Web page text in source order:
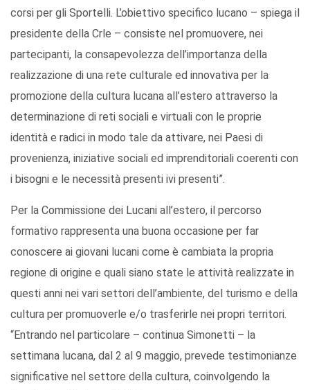
corsi per gli Sportelli. L’obiettivo specifico lucano – spiega il
presidente della Crle – consiste nel promuovere, nei
partecipanti, la consapevolezza dell’importanza della
realizzazione di una rete culturale ed innovativa per la
promozione della cultura lucana all’estero attraverso la
determinazione di reti sociali e virtuali con le proprie
identità e radici in modo tale da attivare, nei Paesi di
provenienza, iniziative sociali ed imprenditoriali coerenti con
i bisogni e le necessità presenti ivi presenti”.
Per la Commissione dei Lucani all’estero, il percorso
formativo rappresenta una buona occasione per far
conoscere ai giovani lucani come è cambiata la propria
regione di origine e quali siano state le attività realizzate in
questi anni nei vari settori dell’ambiente, del turismo e della
cultura per promuoverle e/o trasferirle nei propri territori.
“Entrando nel particolare – continua Simonetti – la
settimana lucana, dal 2 al 9 maggio, prevede testimonianze
significative nel settore della cultura, coinvolgendo la